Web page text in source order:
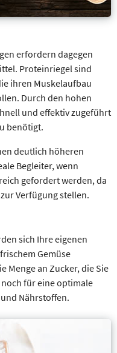
erfordern dagegen
Proteinriegel sind
ihren Muskelaufbau
Durch den hohen
und effektiv zugeführt
benötigt.
deutlich höheren
Begleiter, wenn
gefordert werden, da
Verfügung stellen.
sich Ihre eigenen
Gemüse
Menge an Zucker, die Sie
für eine optimale
Nährstoffen.